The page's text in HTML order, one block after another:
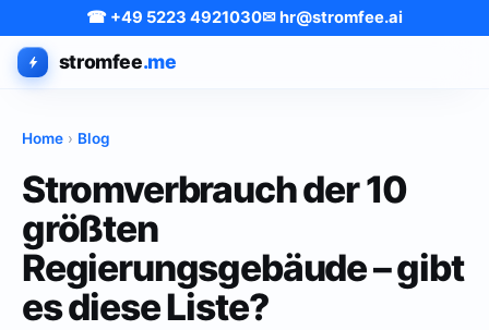
☎ +49 5223 4921030✉ hr@stromfee.ai
stromfee.me
Home › Blog
Stromverbrauch der 10
größten
Regierungsgebäude – gibt
es diese Liste?